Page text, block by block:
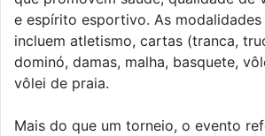
e espírito esportivo. As modalidades
incluem atletismo, cartas (tranca,
dominó, damas, malha, basquete,
vôlei de praia.
Mais do que um torneio, o evento